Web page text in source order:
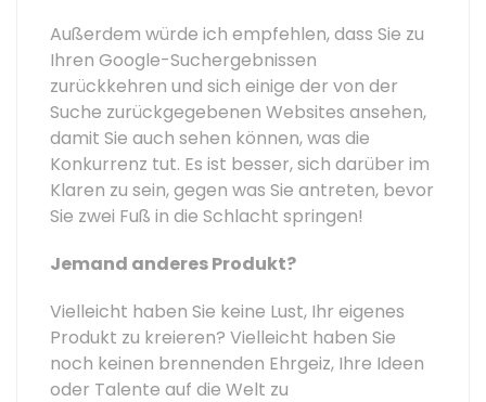
Außerdem würde ich empfehlen, dass Sie zu
Ihren Google-Suchergebnissen
zurückkehren und sich einige der von der
Suche zurückgegebenen Websites ansehen,
damit Sie auch sehen können, was die
Konkurrenz tut. Es ist besser, sich darüber im
Klaren zu sein, gegen was Sie antreten, bevor
Sie zwei Fuß in die Schlacht springen!
Jemand anderes Produkt?
Vielleicht haben Sie keine Lust, Ihr eigenes
Produkt zu kreieren? Vielleicht haben Sie
noch keinen brennenden Ehrgeiz, Ihre Ideen
oder Talente auf die Welt zu